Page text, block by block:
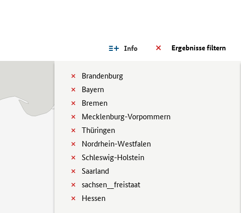
Ergebnisse filtern
Info
Brandenburg
Bayern
Bremen
Mecklenburg-Vorpommern
Thüringen
Nordrhein-Westfalen
Schleswig-Holstein
Saarland
sachsen__freistaat
Hessen